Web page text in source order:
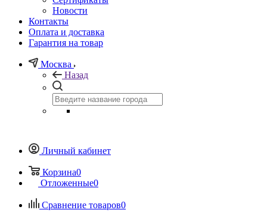
Новости
Контакты
Оплата и доставка
Гарантия на товар
Москва
Назад
Личный кабинет
Корзина0
Отложенные0
Сравнение товаров0